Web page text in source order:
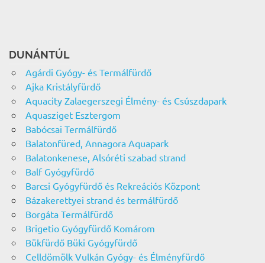
DUNÁNTÚL
Agárdi Gyógy- és Termálfürdő
Ajka Kristályfürdő
Aquacity Zalaegerszegi Élmény- és Csúszdapark
Aquasziget Esztergom
Babócsai Termálfürdő
Balatonfüred, Annagora Aquapark
Balatonkenese, Alsóréti szabad strand
Balf Gyógyfürdő
Barcsi Gyógyfürdő és Rekreációs Központ
Bázakerettyei strand és termálfürdő
Borgáta Termálfürdő
Brigetio Gyógyfürdő Komárom
Bükfürdő Büki Gyógyfürdő
Celldömölk Vulkán Gyógy- és Élményfürdő